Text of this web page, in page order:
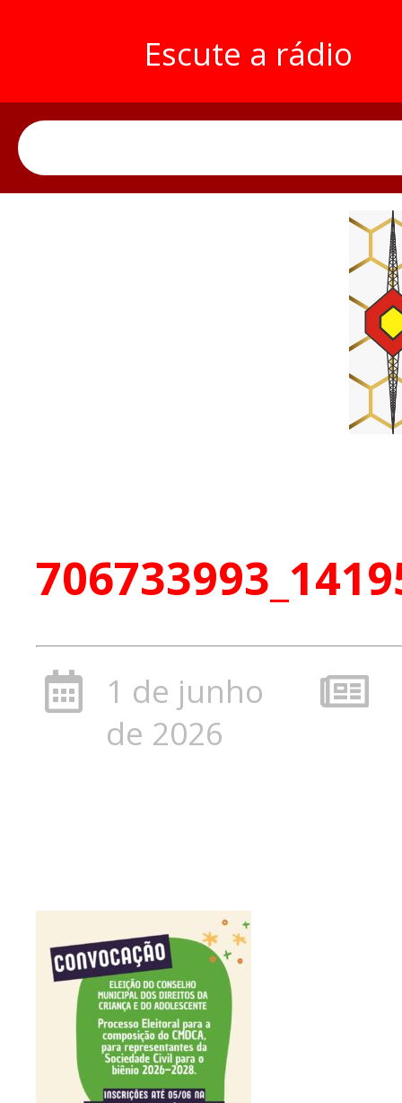
Escute a rádio
1 de junho
de 2026